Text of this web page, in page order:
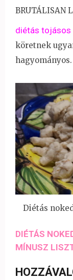
BRUTÁLISAN
diétás tojásos
köretnek
hagyományos.
Diétás
DIÉTÁS
MÍNUSZ